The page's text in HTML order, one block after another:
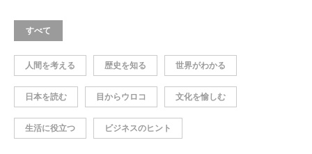
すべて
人間を考える 歴史を知る 世界がわかる
日本を読む 目からウロコ 文化を愉しむ
生活に役立つ ビジネスのヒント